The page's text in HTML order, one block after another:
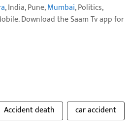
, India, Pune,Mumbai, Politics,
Download the Saam Tv app for
Accident death
car accident